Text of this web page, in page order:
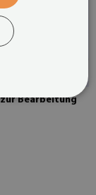
Bearbeitung